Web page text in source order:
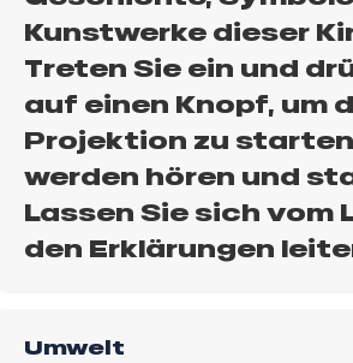
Kunstwerke dieser
Treten Sie ein und
auf einen Knopf, um
Projektion zu
werden hören und
Lassen Sie sich vom
den Erklärungen
Umwelt